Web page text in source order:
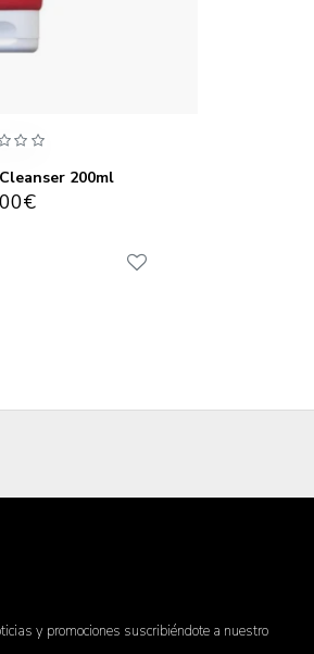
200ml
y promociones suscribiéndote a nuestro